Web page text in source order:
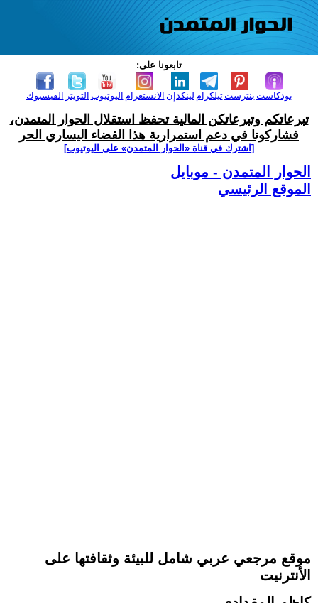
تابعونا على:
الفيسبوك التويتر اليوتيوب الانستغرام لينكدإن تيلكرامبنترست بودكاست
تبرعاتكم وتبرعاتكن المالية تحفظ استقلال الحوار المتمدن،
فشاركونا في دعم استمرارية هذا الفضاء اليساري الحر
[اشترك في قناة ‫«الحوار المتمدن» على اليوتيوب]
الحوار المتمدن - موبايل
الموقع الرئيسي
موقع مرجعي عربي شامل للبيئة وثقافتها على
الأنترنيت